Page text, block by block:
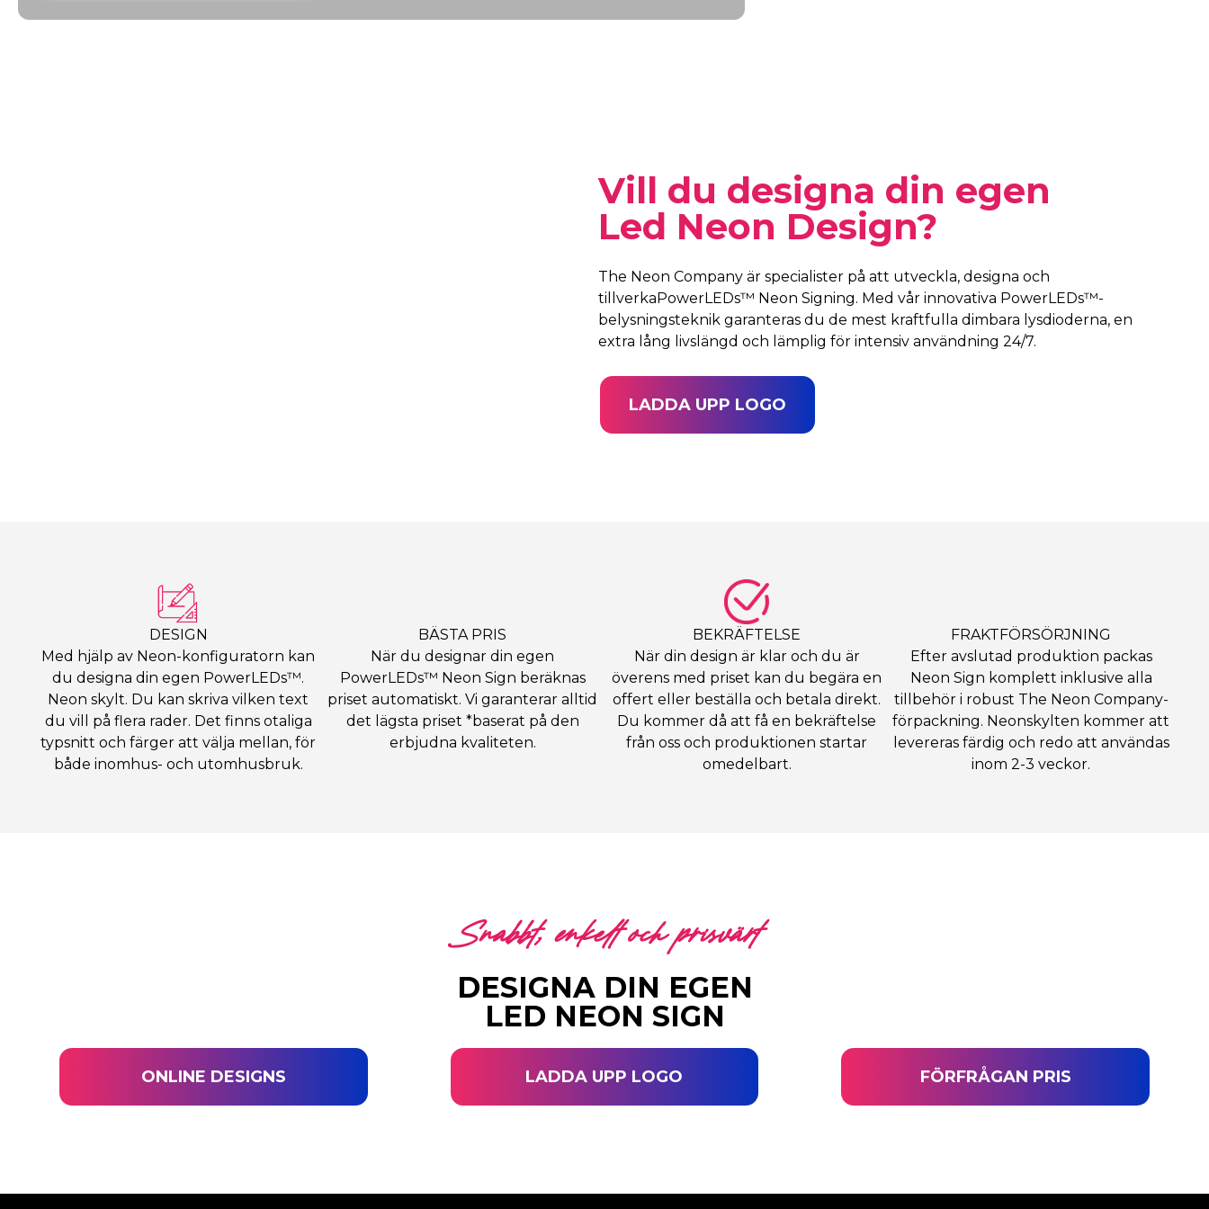
Vill du designa din egen
Led Neon Design?
The Neon Company är specialister på att utveckla, designa och
tillverkaPowerLEDs™ Neon Signing. Med vår innovativa PowerLEDs™-
belysningsteknik garanteras du de mest kraftfulla dimbara lysdioderna, en
extra lång livslängd och lämplig för intensiv användning 24/7.
LADDA UPP LOGO
DESIGN
Med hjälp av Neon-konfiguratorn kan
du designa din egen PowerLEDs™.
Neon skylt. Du kan skriva vilken text
du vill på flera rader. Det finns otaliga
typsnitt och färger att välja mellan, för
både inomhus- och utomhusbruk.
BÄSTA PRIS
När du designar din egen
PowerLEDs™ Neon Sign beräknas
priset automatiskt. Vi garanterar alltid
det lägsta priset *baserat på den
erbjudna kvaliteten.
BEKRÄFTELSE
När din design är klar och du är
överens med priset kan du begära en
offert eller beställa och betala direkt.
Du kommer då att få en bekräftelse
från oss och produktionen startar
omedelbart.
FRAKTFÖRSÖRJNING
Efter avslutad produktion packas
Neon Sign komplett inklusive alla
tillbehör i robust The Neon Company-
förpackning. Neonskylten kommer att
levereras färdig och redo att användas
inom 2-3 veckor.
Snabbt, enkelt och prisvärt
DESIGNA DIN EGEN
LED NEON SIGN
ONLINE DESIGNS LADDA UPP LOGO FÖRFRÅGAN PRIS